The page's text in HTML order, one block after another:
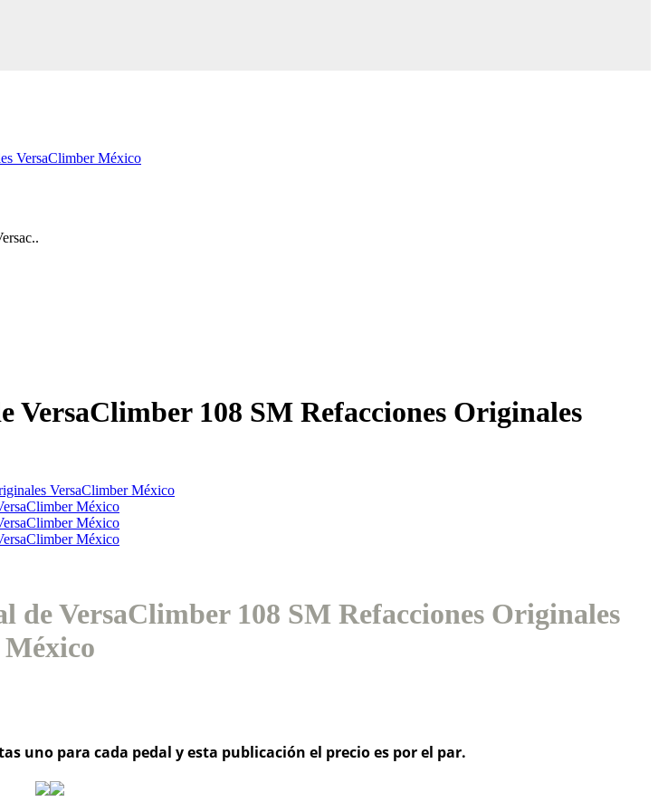
VersaClimber México
VersaClimber 108 SM Refacciones Originales
de VersaClimber 108 SM Refacciones Originales
México
uno para cada pedal y esta publicación el precio es por el par.